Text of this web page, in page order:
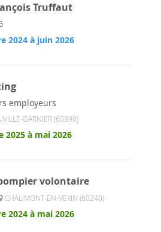
Truffaut
2024 à juin 2026
employeurs
GARNIER (60390)
2025 à mai 2026
volontaire
CHAUMONT-EN-VEXIN (60240)
2024 à mai 2026